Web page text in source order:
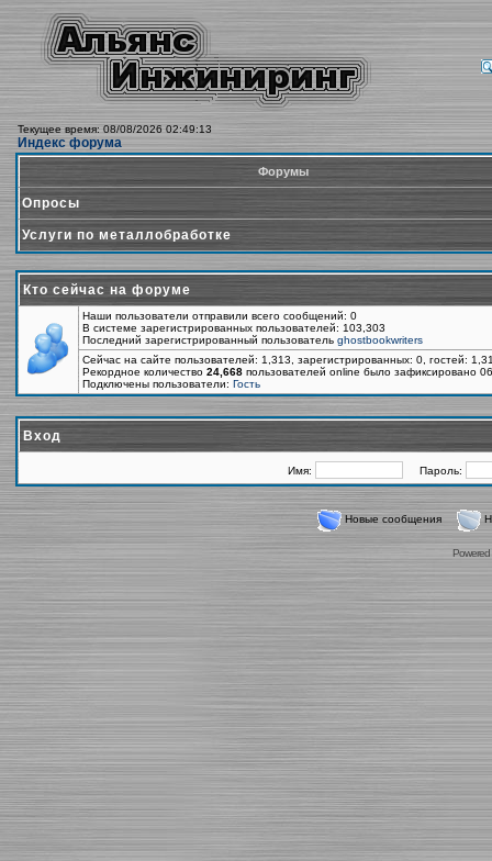
Текущее время: 08/08/2026 02:49:13
Индекс форума
Форумы
Опросы
Услуги по металлобработке
Кто сейчас на форуме
Наши пользователи отправили всего сообщений: 0
В системе зарегистрированных пользователей: 103,303
Последний зарегистрированный пользователь ghostbookwriters
Сейчас на сайте пользователей: 1,313, зарегистрированных: 0, гостей:
Рекордное количество 24,668 пользователей online было зафиксировано
Подключены пользователи: Гость
Вход
Имя: Пароль:
Новые сообщения